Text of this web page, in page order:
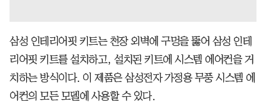
삼성 인테리어핏 키트는 천장 외벽에 구멍을 뚫어 삼성 인테
리어핏 키트를 설치하고, 설치된 키트에 시스템 에어컨을 거
치하는 방식이다. 이 제품은 삼성전자 가정용 무풍 시스템 에
어컨의 모든 모델에 사용할 수 있다.